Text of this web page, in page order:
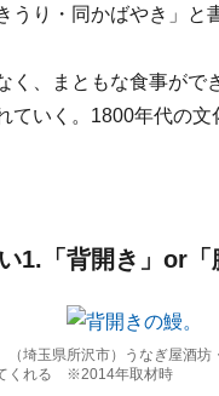
り・同かばやき」と
く、まともな食事が
ていく。1800年代の
1.「背開き」or「
（埼玉県所沢市）うなぎ屋酒
くれる ※2014年取材時